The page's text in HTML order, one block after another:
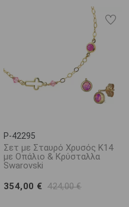
P-42295
Σετ με Σταυρό Χρυσός Κ14
με Οπάλιο & Κρύσταλλα
Swarovski
354,00 € 424,00 €